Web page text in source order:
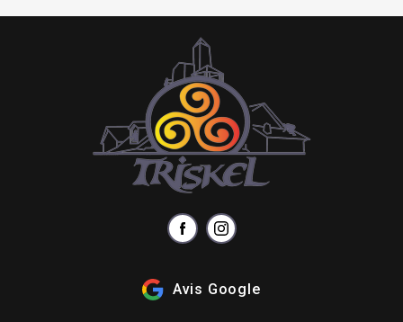
Avis Google